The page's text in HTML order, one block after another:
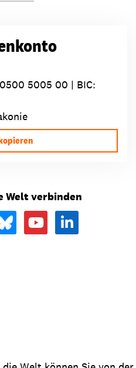
5005 00 | BIC:
Welt verbinden